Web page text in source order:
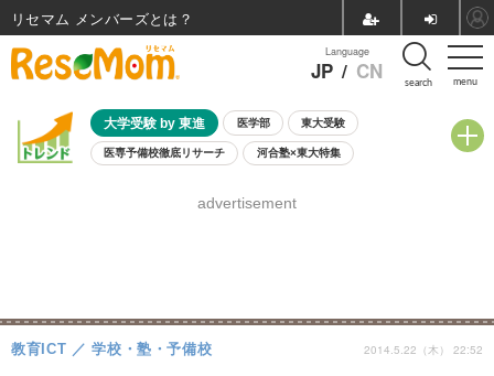
menu
Language
JP / CN search
大学受験 by 東進 医学部 東大受験
医専予備校徹底リサーチ 河合塾×東大特集
8月開催学校説明会・相談会
advertisement
教育ICT 学校・塾・予備校 2014.5.22（木） 22:52
リセマム メンバーズ